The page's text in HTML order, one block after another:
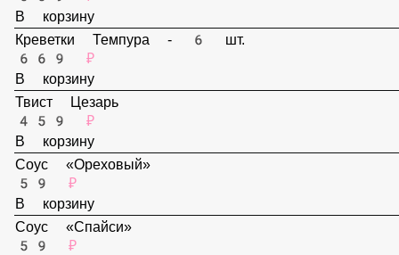
Стрипсы куринные
339 ₽
В корзину
Креветки Темпура - 6 шт.
669 ₽
В корзину
Твист Цезарь
459 ₽
В корзину